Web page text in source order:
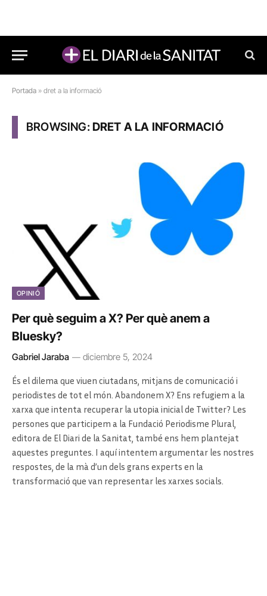
Portada » dret a la informació
BROWSING:DRET A LA INFORMACIÓ
OPINIÓ
Per què seguim a X? Per què anem a
Bluesky?
Gabriel Jaraba diciembre 5, 2024
És el dilema que viuen ciutadans, mitjans de comunicació i
periodistes de tot el món. Abandonem X? Ens refugiem a la
xarxa que intenta recuperar la utopia inicial de Twitter? Les
persones que participem a la Fundació Periodisme Plural,
editora de El Diari de la Sanitat, també ens hem plantejat
aquestes preguntes. I aquí intentem argumentar les nostres
respostes, de la mà d’un dels grans experts en la
transformació que van representar les xarxes socials.